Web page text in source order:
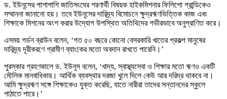
ড. ইউনূসের পাশাপাশি জাতিসংঘের শরণার্থী বিষয়ক হাইকমিশনার ফিলিপো গ্রান্ডিকেও
সম্মাননা জানানো হয়। তবে ইউনূসের দারিদ্র্য বিমোচনে ক্ষুদ্রঋণভিত্তিক কাজ এবং
শিক্ষাকে মিশনের অংশ করার উদ্যোগ উপস্থিত অতিথিদের গভীরভাবে অনুপ্রাণিত করে।
এসময় গর্ডন ব্রাউন বলেন, ‘গত ৫০ বছরে কোনো বেসরকারি খাতের প্রকল্প মানুষের
দারিদ্র্য দূরীকরণে গ্রামীণ ব্যাংকের মতো অবদান রাখতে পারেনি।’
পুরস্কার গ্রহণকালে ড. ইউনূস বলেন, ‘খাদ্য, স্বাস্থ্যসেবা ও শিক্ষার মতো ঋণও একটি
মৌলিক মানবাধিকার। আর্থিক ব্যবস্থার দরজা খুলে দিলে কেউ আর দরিদ্র থাকবে না।
আমি ক্ষুদ্রঋণ সঙ্গে শিক্ষাকেও যুক্ত করেছি, যাতে নারীরা তাদের সন্তানদের স্কুলে
পাঠাতে পারে।’